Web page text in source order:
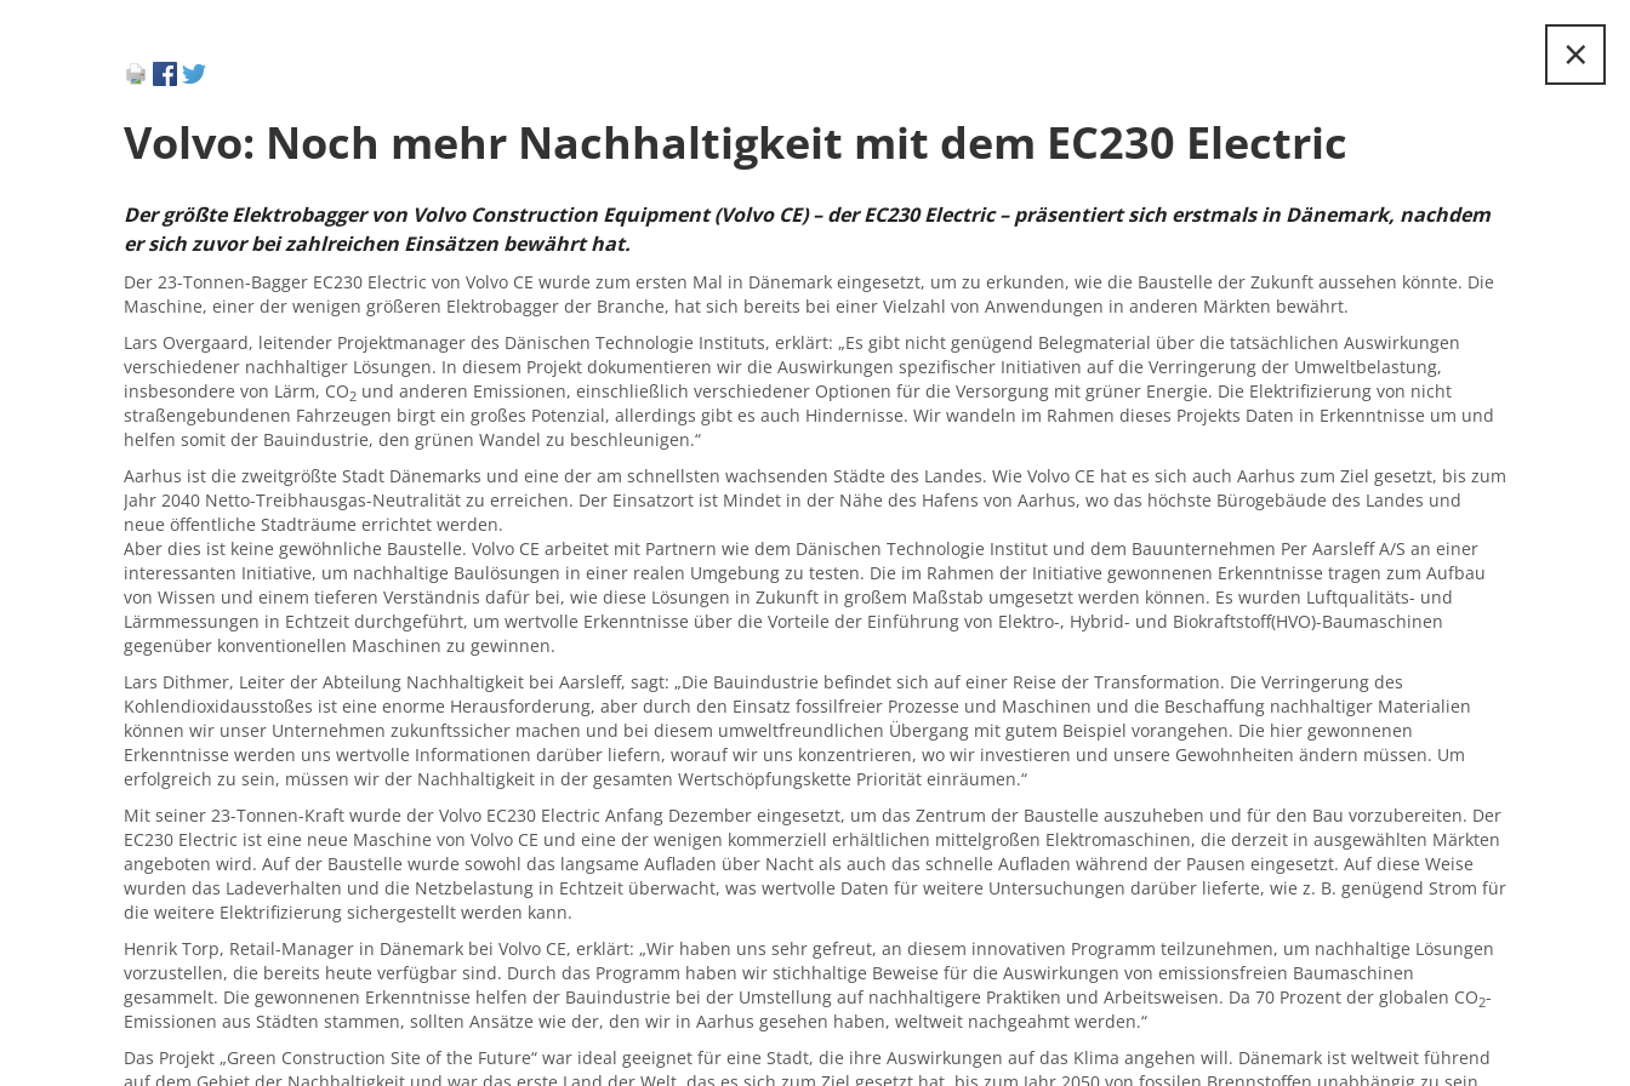
×
Volvo: Noch mehr Nachhaltigkeit mit dem EC230 Electric
Der größte Elektrobagger von Volvo Construction Equipment (Volvo CE) – der EC230 Electric – präsentiert sich erstmals in Dänemark, nachdem
er sich zuvor bei zahlreichen Einsätzen bewährt hat.
Der 23-Tonnen-Bagger EC230 Electric von Volvo CE wurde zum ersten Mal in Dänemark eingesetzt, um zu erkunden, wie die Baustelle der Zukunft aussehen könnte. Die
Maschine, einer der wenigen größeren Elektrobagger der Branche, hat sich bereits bei einer Vielzahl von Anwendungen in anderen Märkten bewährt.
Lars Overgaard, leitender Projektmanager des Dänischen Technologie Instituts, erklärt: „Es gibt nicht genügend Belegmaterial über die tatsächlichen Auswirkungen
verschiedener nachhaltiger Lösungen. In diesem Projekt dokumentieren wir die Auswirkungen spezifischer Initiativen auf die Verringerung der Umweltbelastung,
insbesondere von Lärm, CO2 und anderen Emissionen, einschließlich verschiedener Optionen für die Versorgung mit grüner Energie. Die Elektrifizierung von nicht
straßengebundenen Fahrzeugen birgt ein großes Potenzial, allerdings gibt es auch Hindernisse. Wir wandeln im Rahmen dieses Projekts Daten in Erkenntnisse um und
helfen somit der Bauindustrie, den grünen Wandel zu beschleunigen.“
Aarhus ist die zweitgrößte Stadt Dänemarks und eine der am schnellsten wachsenden Städte des Landes. Wie Volvo CE hat es sich auch Aarhus zum Ziel gesetzt, bis zum
Jahr 2040 Netto-Treibhausgas-Neutralität zu erreichen. Der Einsatzort ist Mindet in der Nähe des Hafens von Aarhus, wo das höchste Bürogebäude des Landes und
neue öffentliche Stadträume errichtet werden.
Aber dies ist keine gewöhnliche Baustelle. Volvo CE arbeitet mit Partnern wie dem Dänischen Technologie Institut und dem Bauunternehmen Per Aarsleff A/S an einer
interessanten Initiative, um nachhaltige Baulösungen in einer realen Umgebung zu testen. Die im Rahmen der Initiative gewonnenen Erkenntnisse tragen zum Aufbau
von Wissen und einem tieferen Verständnis dafür bei, wie diese Lösungen in Zukunft in großem Maßstab umgesetzt werden können. Es wurden Luftqualitäts- und
Lärmmessungen in Echtzeit durchgeführt, um wertvolle Erkenntnisse über die Vorteile der Einführung von Elektro-, Hybrid- und Biokraftstoff(HVO)-Baumaschinen
gegenüber konventionellen Maschinen zu gewinnen.
Lars Dithmer, Leiter der Abteilung Nachhaltigkeit bei Aarsleff, sagt: „Die Bauindustrie befindet sich auf einer Reise der Transformation. Die Verringerung des
Kohlendioxidausstoßes ist eine enorme Herausforderung, aber durch den Einsatz fossilfreier Prozesse und Maschinen und die Beschaffung nachhaltiger Materialien
können wir unser Unternehmen zukunftssicher machen und bei diesem umweltfreundlichen Übergang mit gutem Beispiel vorangehen. Die hier gewonnenen
Erkenntnisse werden uns wertvolle Informationen darüber liefern, worauf wir uns konzentrieren, wo wir investieren und unsere Gewohnheiten ändern müssen. Um
erfolgreich zu sein, müssen wir der Nachhaltigkeit in der gesamten Wertschöpfungskette Priorität einräumen.“
Mit seiner 23-Tonnen-Kraft wurde der Volvo EC230 Electric Anfang Dezember eingesetzt, um das Zentrum der Baustelle auszuheben und für den Bau vorzubereiten. Der
EC230 Electric ist eine neue Maschine von Volvo CE und eine der wenigen kommerziell erhältlichen mittelgroßen Elektromaschinen, die derzeit in ausgewählten Märkten
angeboten wird. Auf der Baustelle wurde sowohl das langsame Aufladen über Nacht als auch das schnelle Aufladen während der Pausen eingesetzt. Auf diese Weise
wurden das Ladeverhalten und die Netzbelastung in Echtzeit überwacht, was wertvolle Daten für weitere Untersuchungen darüber lieferte, wie z. B. genügend Strom für
die weitere Elektrifizierung sichergestellt werden kann.
Henrik Torp, Retail-Manager in Dänemark bei Volvo CE, erklärt: „Wir haben uns sehr gefreut, an diesem innovativen Programm teilzunehmen, um nachhaltige Lösungen
vorzustellen, die bereits heute verfügbar sind. Durch das Programm haben wir stichhaltige Beweise für die Auswirkungen von emissionsfreien Baumaschinen
gesammelt. Die gewonnenen Erkenntnisse helfen der Bauindustrie bei der Umstellung auf nachhaltigere Praktiken und Arbeitsweisen. Da 70 Prozent der globalen CO2-
Emissionen aus Städten stammen, sollten Ansätze wie der, den wir in Aarhus gesehen haben, weltweit nachgeahmt werden.“
Das Projekt „Green Construction Site of the Future“ war ideal geeignet für eine Stadt, die ihre Auswirkungen auf das Klima angehen will. Dänemark ist weltweit führend